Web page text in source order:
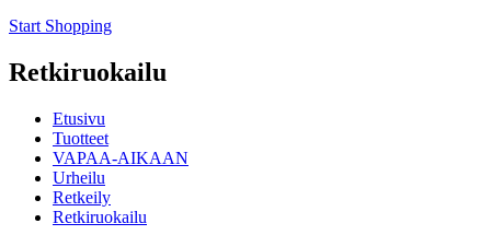
Start Shopping
Retkiruokailu
Etusivu
Tuotteet
VAPAA-AIKAAN
Urheilu
Retkeily
Retkiruokailu